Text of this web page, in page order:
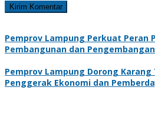
Pemprov Lampung Perkuat Peran
Pembangunan dan Pengembangan
Pemprov Lampung Dorong
Penggerak Ekonomi dan